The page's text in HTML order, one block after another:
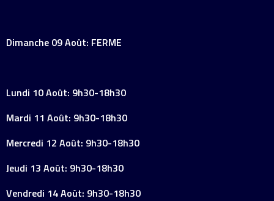
Dimanche 09 Août: FERME
Lundi 10 Août: 9h30-18h30
Mardi 11 Août: 9h30-18h30
Mercredi 12 Août: 9h30-18h30
Jeudi 13 Août: 9h30-18h30
Vendredi 14 Août: 9h30-18h30